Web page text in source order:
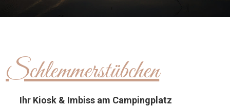
Schlemmerstübchen
Ihr Kiosk & Imbiss am Campingplatz